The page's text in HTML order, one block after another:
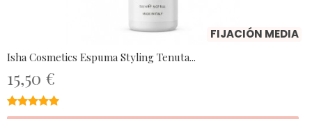
FIJACIÓN MEDIA
Isha Cosmetics Espuma Styling Tenuta...
15,50 €
★★★★★
★★★★★